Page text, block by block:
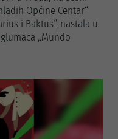
Općine Centar“
i Baktus“, nastala u
„Mundo